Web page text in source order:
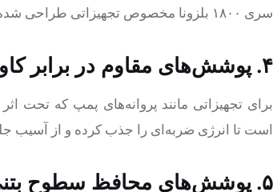
سری ۱۸۰۰ بلزونا مخصوص تجهیزاتی طراحی شده که در معرض سایش شدید هستند؛ مانند پمپ‌ها، بالمیل‌ها و لاینینگ خطوط انتقال دوغاب.
۴. پوشش‌های مقاوم در برابر کاویتاسیون
برای تجهیزاتی مانند پروانه‌های پمپ که تحت
است تا انرژی ضربه‌ای را جذب کرده و از آسیب
۵. پوشش‌های محافظ سطوح بتنی